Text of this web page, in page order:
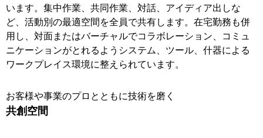
います。集中作業、共同作業、対話、アイディア出しな
ど、活動別の最適空間を全員で共有します。在宅勤務も併
用し、対面またはバーチャルでコラボレーション、コミュ
ニケーションがとれるようシステム、ツール、什器による
ワークプレイス環境に整えられています。
お客様や事業のプロとともに技術を磨く
共創空間